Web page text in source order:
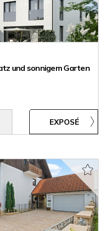
und sonnigem Garten